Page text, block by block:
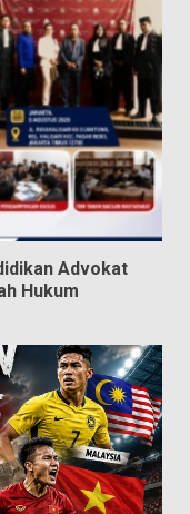
Advokat
Hukum